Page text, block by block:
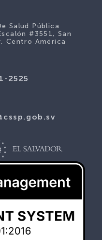
Salud Pública
#3551, San
Centro América
2525